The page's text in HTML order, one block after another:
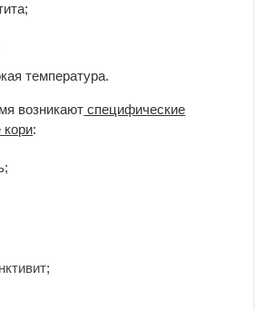
температура.
возникают специфические
:
;